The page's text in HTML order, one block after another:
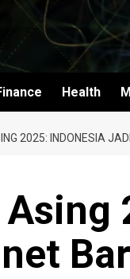
Health
2025: INDONESIA